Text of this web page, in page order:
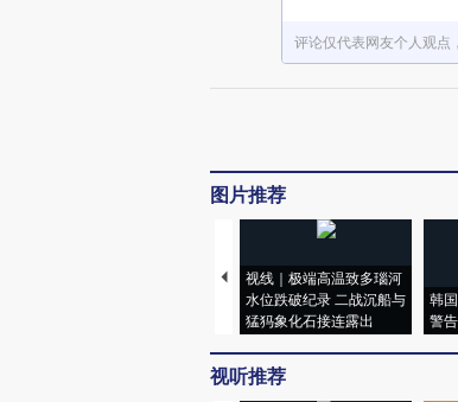
评论仅代表网友个人观点
图片推荐
视线｜极端高温致多瑙河
水位跌破纪录 二战沉船与
猛犸象化石接连露出
韩
警
视听推荐